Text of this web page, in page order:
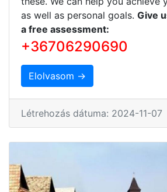
as well as personal goals. Give
a free assessment:
+36706290690
Elolvasom →
Létrehozás dátuma: 2024-11-07